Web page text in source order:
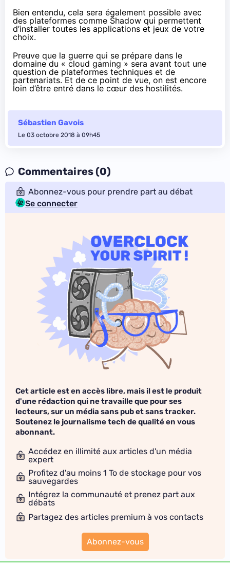
Bien entendu, cela sera également possible avec
des plateformes comme Shadow qui permettent
d’installer toutes les applications et jeux de votre
choix.
Preuve que la guerre qui se prépare dans le
domaine du « cloud gaming » sera avant tout une
question de plateformes techniques et de
partenariats. Et de ce point de vue, on est encore
loin d’être entré dans le cœur des hostilités.
Sébastien Gavois
Le 03 octobre 2018 à 09h45
Commentaires (0)
Abonnez-vous pour prendre part au débat
Se connecter
Cet article est en accès libre, mais il est le produit
d'une rédaction qui ne travaille que pour ses
lecteurs, sur un média sans pub et sans tracker.
Soutenez le journalisme tech de qualité en vous
abonnant.
Accédez en illimité aux articles d'un média
expert
Profitez d'au moins 1 To de stockage pour vos
sauvegardes
Intégrez la communauté et prenez part aux
débats
Partagez des articles premium à vos contacts
Abonnez-vous